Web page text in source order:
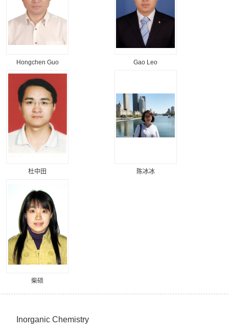
Hongchen Guo Gao Leo
杜中田 陈冰冰
柴硕
Inorganic Chemistry